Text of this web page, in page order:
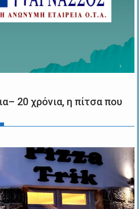
20 χρόνια, η πίτσα που